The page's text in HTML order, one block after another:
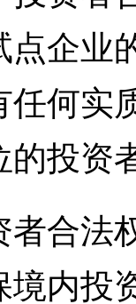
企业
何实
投资
合法
境内投